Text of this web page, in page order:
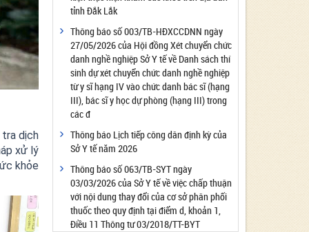
tra dịch
xử lý
khỏe
Công bố đủ điều kiện cung cấp dịch vụ diệt
côn trùng, diệt khuẩn bằng chế phẩm
Công bố cơ sở đủ điều kiện quan trắc môi
trường lao động
Công bố hồ sơ về trang thiết bị y tế
Công bố cơ sở đủ điều kiện tiêm chủng
Cơ sở Massage đủ điều kiện hoạt động
Cơ sở thẩm mỹ đủ điều kiện hoạt động
tỉnh Đắk Lắk
Thông báo số 003/TB-HĐXCCDNN ngày
27/05/2026 của Hội đồng Xét chuyển chức
danh nghề nghiệp Sở Y tế về Danh sách thí
sinh dự xét chuyển chức danh nghề nghiệp
từ y sĩ hạng IV vào chức danh bác sĩ (hạng
III), bác sĩ y học dự phòng (hạng III) trong
các đ
Thông báo Lịch tiếp công dân định kỳ của
Sở Y tế năm 2026
Thông báo số 063/TB-SYT ngày
03/03/2026 của Sở Y tế về việc chấp thuận
với nội dung thay đổi của cơ sở phân phối
thuốc theo quy định tại điểm d, khoản 1,
Điều 11 Thông tư 03/2018/TT-BYT